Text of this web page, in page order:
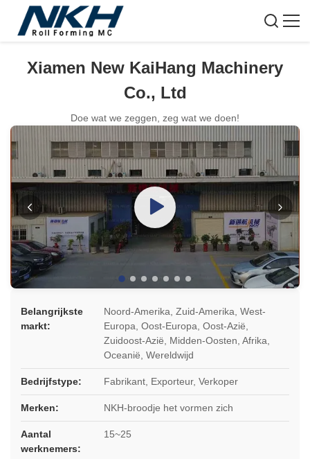
Xiamen New KaiHang Machinery
Co., Ltd
Doe wat we zeggen, zeg wat we doen!
Belangrijkste
markt:
Noord-Amerika, Zuid-Amerika, West-
Europa, Oost-Europa, Oost-Azië,
Zuidoost-Azië, Midden-Oosten, Afrika,
Oceanië, Wereldwijd
Bedrijfstype: Fabrikant, Exporteur, Verkoper
Merken: NKH-broodje het vormen zich
Aantal
werknemers:
15~25